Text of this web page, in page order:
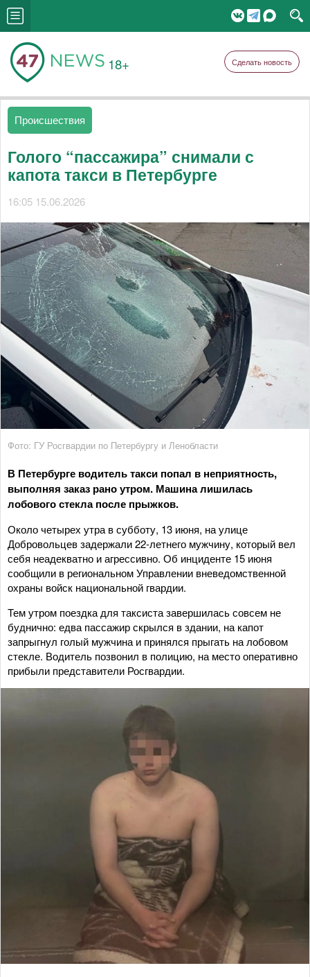
18+ Сделать новость
Происшествия
Голого “пассажира” снимали с
капота такси в Петербурге
16:05 15.06.2026
Фото: ГУ Росгвардии по Петербургу и Ленобласти
В Петербурге водитель такси попал в неприятность,
выполняя заказ рано утром. Машина лишилась
лобового стекла после прыжков.
Около четырех утра в субботу, 13 июня, на улице
Добровольцев задержали 22-летнего мужчину, который вел
себя неадекватно и агрессивно. Об инциденте 15 июня
сообщили в региональном Управлении вневедомственной
охраны войск национальной гвардии.
Тем утром поездка для таксиста завершилась совсем не
буднично: едва пассажир скрылся в здании, на капот
запрыгнул голый мужчина и принялся прыгать на лобовом
стекле. Водитель позвонил в полицию, на место оперативно
прибыли представители Росгвардии.